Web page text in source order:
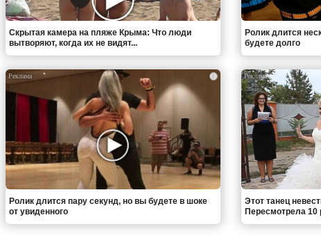
Скрытая камера на пляже Крыма: Что люди
вытворяют, когда их не видят...
Ролик длится
будете долго
i
Ролик длится пару секунд, но вы будете в шоке
от увиденного
Этот танец
Пересмотрела 10